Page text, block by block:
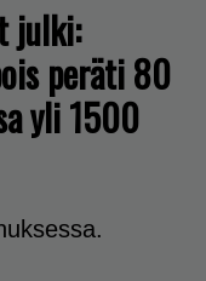
julki:
peräti 80
yli 1500